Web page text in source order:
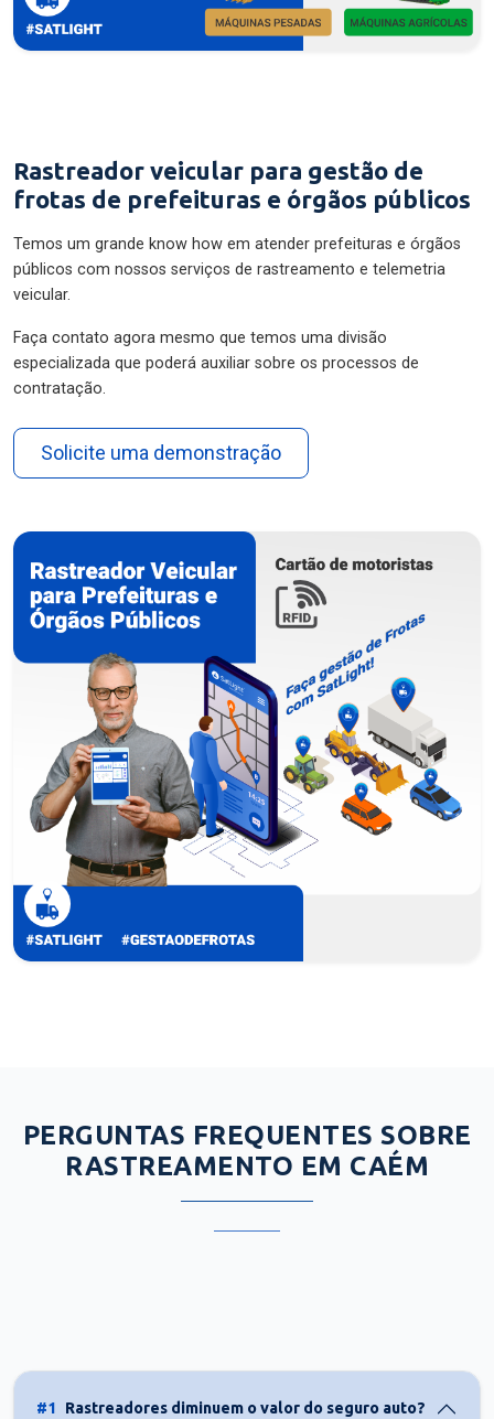
Rastreador veicular para gestão de
frotas de prefeituras e órgãos públicos
Temos um grande know how em atender prefeituras e órgãos
públicos com nossos serviços de rastreamento e telemetria
veicular.
Faça contato agora mesmo que temos uma divisão
especializada que poderá auxiliar sobre os processos de
contratação.
Solicite uma demonstração
PERGUNTAS FREQUENTES SOBRE
RASTREAMENTO EM CAÉM
#1 Rastreadores diminuem o valor do seguro auto?